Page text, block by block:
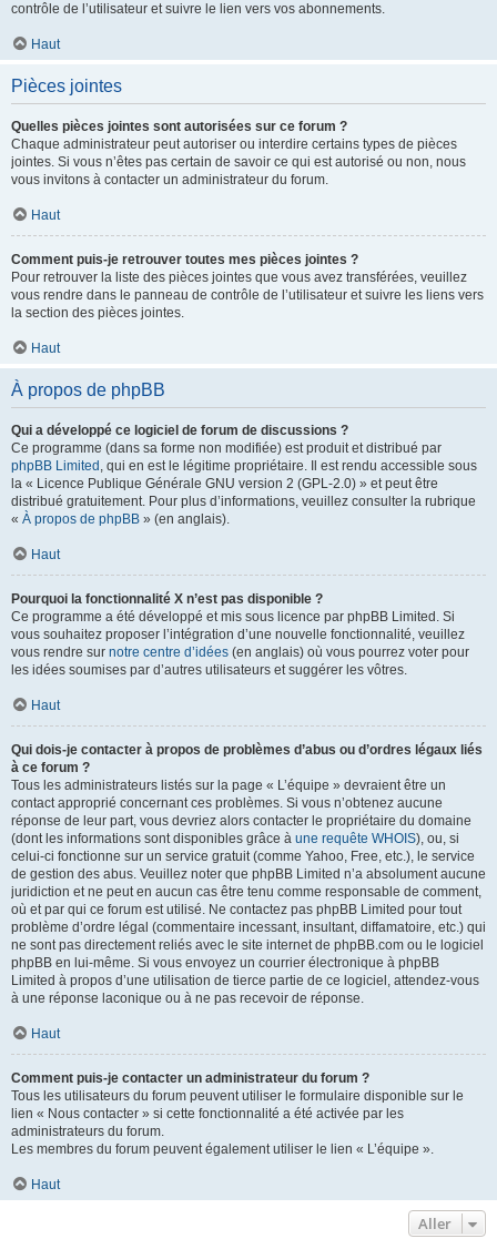
contrôle de l’utilisateur et suivre le lien vers vos abonnements.
Haut
Pièces jointes
Quelles pièces jointes sont autorisées sur ce forum ?
Chaque administrateur peut autoriser ou interdire certains types de pièces
jointes. Si vous n’êtes pas certain de savoir ce qui est autorisé ou non, nous
vous invitons à contacter un administrateur du forum.
Haut
Comment puis-je retrouver toutes mes pièces jointes ?
Pour retrouver la liste des pièces jointes que vous avez transférées, veuillez
vous rendre dans le panneau de contrôle de l’utilisateur et suivre les liens vers
la section des pièces jointes.
Haut
À propos de phpBB
Qui a développé ce logiciel de forum de discussions ?
Ce programme (dans sa forme non modifiée) est produit et distribué par
phpBB Limited , qui en est le légitime propriétaire. Il est rendu accessible sous
la « Licence Publique Générale GNU version 2 (GPL-2.0) » et peut être
distribué gratuitement. Pour plus d’informations, veuillez consulter la rubrique
« À propos de phpBB » (en anglais).
Haut
Pourquoi la fonctionnalité X n’est pas disponible ?
Ce programme a été développé et mis sous licence par phpBB Limited. Si
vous souhaitez proposer l’intégration d’une nouvelle fonctionnalité, veuillez
vous rendre sur notre centre d’idées (en anglais) où vous pourrez voter pour
les idées soumises par d’autres utilisateurs et suggérer les vôtres.
Haut
Qui dois-je contacter à propos de problèmes d’abus ou d’ordres légaux liés
à ce forum ?
Tous les administrateurs listés sur la page « L’équipe » devraient être un
contact approprié concernant ces problèmes. Si vous n’obtenez aucune
réponse de leur part, vous devriez alors contacter le propriétaire du domaine
(dont les informations sont disponibles grâce à une requête WHOIS), ou, si
celui-ci fonctionne sur un service gratuit (comme Yahoo, Free, etc.), le service
de gestion des abus. Veuillez noter que phpBB Limited n’a absolument aucune
juridiction et ne peut en aucun cas être tenu comme responsable de comment,
où et par qui ce forum est utilisé. Ne contactez pas phpBB Limited pour tout
problème d’ordre légal (commentaire incessant, insultant, diffamatoire, etc.) qui
ne sont pas directement reliés avec le site internet de phpBB.com ou le logiciel
phpBB en lui-même. Si vous envoyez un courrier électronique à phpBB
Limited à propos d’une utilisation de tierce partie de ce logiciel, attendez-vous
à une réponse laconique ou à ne pas recevoir de réponse.
Haut
Comment puis-je contacter un administrateur du forum ?
Tous les utilisateurs du forum peuvent utiliser le formulaire disponible sur le
lien « Nous contacter » si cette fonctionnalité a été activée par les
administrateurs du forum.
Les membres du forum peuvent également utiliser le lien « L’équipe ».
Haut
Aller